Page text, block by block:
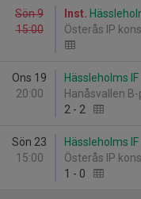
Sön 9
15:00
Inst.
Österås IP
Ons 19
20:00
Hässleholms
Hanåsvallen
2 - 2
Sön 23
15:00
Hässleholms
Österås IP
1 - 0